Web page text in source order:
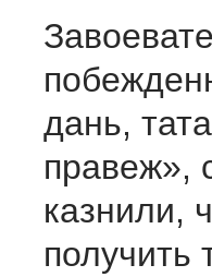
дань,
правеж»,
казнили,
получить